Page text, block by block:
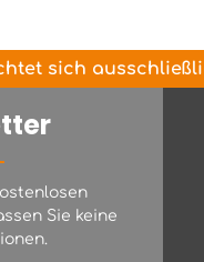
sich
Sie keine